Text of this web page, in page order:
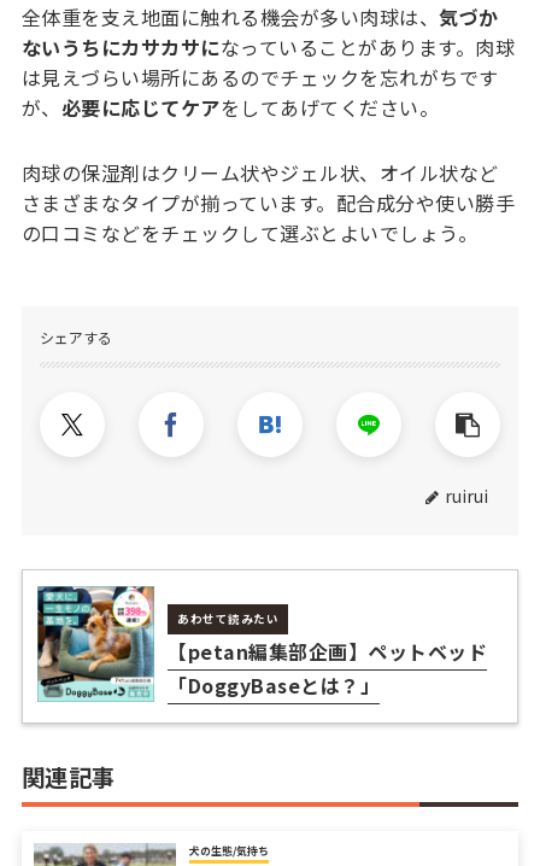
全体重を支え地面に触れる機会が多い肉球は、気づか
ないうちにカサカサになっていることがあります。肉球
は見えづらい場所にあるのでチェックを忘れがちです
が、 必要に応じてケアをしてあげてください。
肉球の保湿剤はクリーム状やジェル状、オイル状など
さまざまなタイプが揃っています。配合成分や使い勝手
の口コミなどをチェックして選ぶとよいでしょう。
シェアする
ruirui
あわせて読みたい
【petan編集部企画】ペットベッド
「DoggyBaseとは？」
関連記事
犬の生態/気持ち